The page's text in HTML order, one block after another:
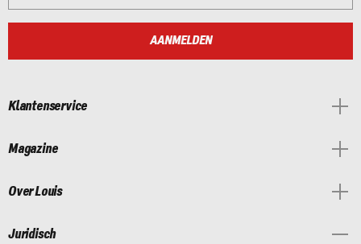
AANMELDEN
Klantenservice
Magazine
Over Louis
Juridisch